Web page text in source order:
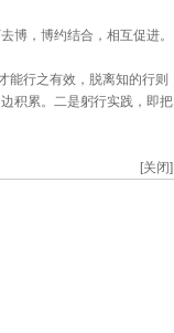
，博约结合，相互促进。
行之有效，脱离知的行则
积累。二是躬行实践，即把
[关闭]